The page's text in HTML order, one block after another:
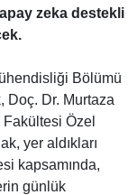
zeka destekli
Bölümü
Doç. Dr. Murtaza
Özel
yer aldıkları
kapsamında,
günlük